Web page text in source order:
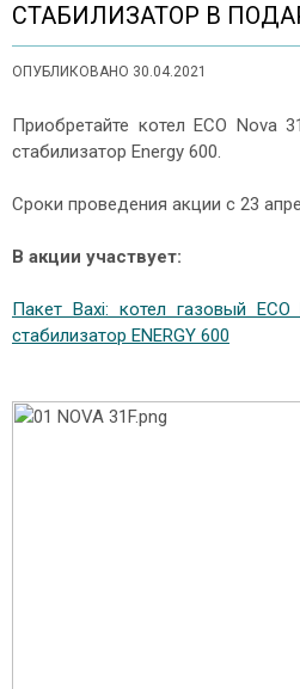
СТАБИЛИЗАТОР В
ОПУБЛИКОВАНО 30.04.2021
Приобретайте котел ECO Nova
стабилизатор Energy 600.
Сроки проведения акции с 23
В акции участвует:
Пакет Baxi: котел газовый
стабилизатор ENERGY 600